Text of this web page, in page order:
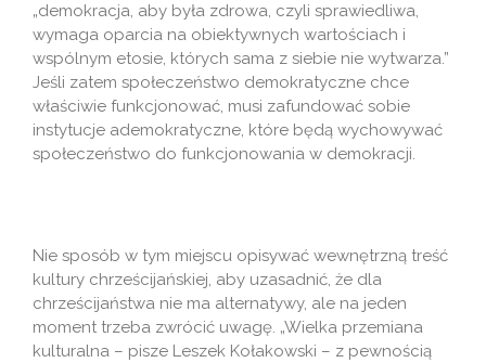
„demokracja, aby była zdrowa, czyli sprawiedliwa,
wymaga oparcia na obiektywnych wartościach i
wspólnym etosie, których sama z siebie nie wytwarza.”
Jeśli zatem społeczeństwo demokratyczne chce
właściwie funkcjonować, musi zafundować sobie
instytucje ademokratyczne, które będą wychowywać
społeczeństwo do funkcjonowania w demokracji.
Nie sposób w tym miejscu opisywać wewnętrzną treść
kultury chrześcijańskiej, aby uzasadnić, że dla
chrześcijaństwa nie ma alternatywy, ale na jeden
moment trzeba zwrócić uwagę. „Wielka przemiana
kulturalna – pisze Leszek Kołakowski – z pewnością